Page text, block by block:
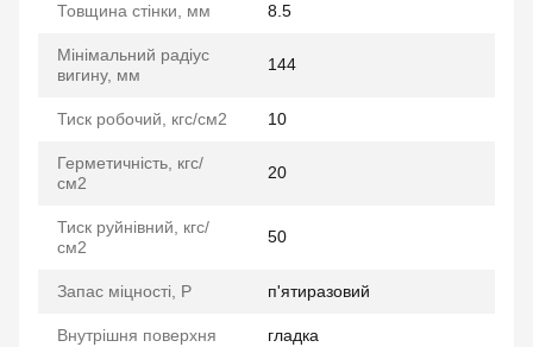
Товщина стінки, мм 8.5
Мінімальний радіус
вигину, мм
144
Тиск робочий, кгс/см2 10
Герметичність, кгс/
см2
20
Тиск руйнівний, кгс/
см2
50
Запас міцності, P п'ятиразовий
Внутрішня поверхня гладка